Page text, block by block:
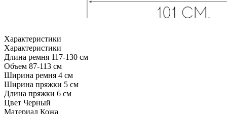
Характеристики
Характеристики
Длина ремня 117-130 см
Объем 87-113 см
Ширина ремня 4 см
Ширина пряжки 5 см
Длина пряжки 6 см
Цвет Черный
Материал Кожа